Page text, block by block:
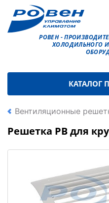
РОВЕН -
ХОЛОДИЛЬНОГО
КАТАЛОГ
Вентиляционные
Решетка РВ для